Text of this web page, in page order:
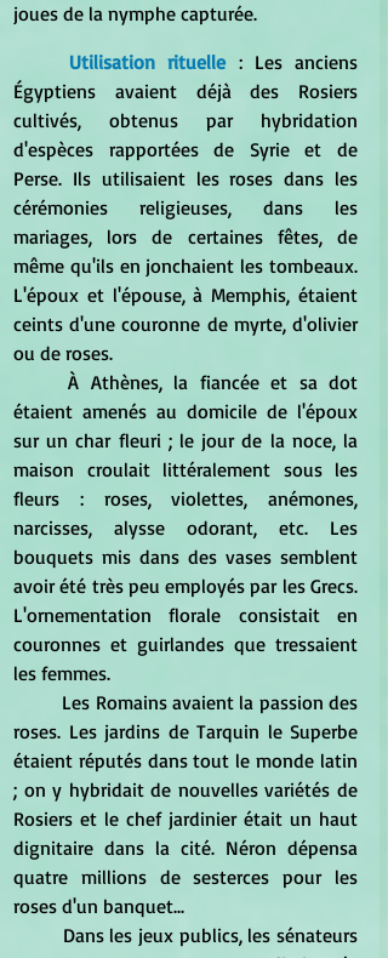
joues de la nymphe capturée.
Utilisation rituelle : Les anciens
Égyptiens avaient déjà des Rosiers
cultivés, obtenus par hybridation
d'espèces rapportées de Syrie et de
Perse. Ils utilisaient les roses dans les
cérémonies religieuses, dans les
mariages, lors de certaines fêtes, de
même qu'ils en jonchaient les tombeaux.
L'époux et l'épouse, à Memphis, étaient
ceints d'une couronne de myrte, d'olivier
ou de roses.
	À Athènes, la fiancée et sa dot
étaient amenés au domicile de l'époux
sur un char fleuri ; le jour de la noce, la
maison croulait littéralement sous les
fleurs : roses, violettes, anémones,
narcisses, alysse odorant, etc. Les
bouquets mis dans des vases semblent
avoir été très peu employés par les Grecs.
L'ornementation florale consistait en
couronnes et guirlandes que tressaient
les femmes.
roses. Les jardins de Tarquin le Superbe
étaient réputés dans tout le monde latin
; on y hybridait de nouvelles variétés de
Rosiers et le chef jardinier était un haut
dignitaire dans la cité. Néron dépensa
quatre millions de sesterces pour les
roses d'un banquet...